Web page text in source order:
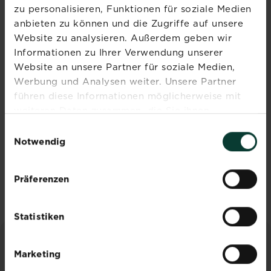
zu personalisieren, Funktionen für soziale Medien
anbieten zu können und die Zugriffe auf unsere
Website zu analysieren. Außerdem geben wir
Informationen zu Ihrer Verwendung unserer
Website an unsere Partner für soziale Medien,
Werbung und Analysen weiter. Unsere Partner
führen diese Informationen möglicherweise mit
weiteren Daten zusammen, die Sie ihnen
Nutzung der Dienste gesammelt haben.
Notwendig
Präferenzen
Statistiken
Marketing
Abonniere jetzt
den Liebe deinen
Garten Newsletter
Melde dich jetzt zu unserem
Newsletter an und erhalte
Inspiration, Tipps und
INSPIRATION & RATGEBER